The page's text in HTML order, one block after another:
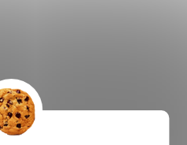
Přímočará pila s
regulací,450W